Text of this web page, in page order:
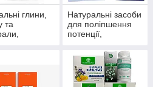
глини,
та
ванн.
Натуральні засоби
для поліпшення
потенції,
чоловічого
здоров'я